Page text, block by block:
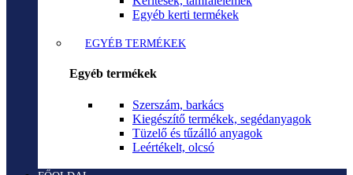
Egyéb kerti termékek
EGYÉB TERMÉKEK
Egyéb termékek
Szerszám, barkács
Kiegészítő termékek, segédanyagok
Tüzelő és tűzálló anyagok
Leértékelt, olcsó